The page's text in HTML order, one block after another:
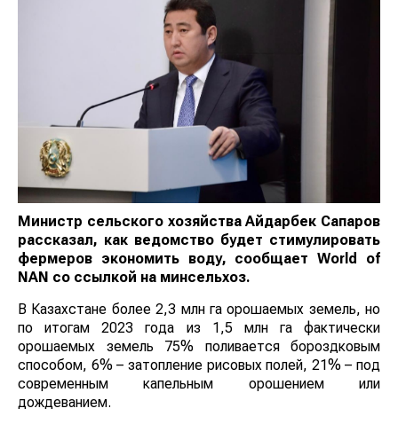
Министр сельского хозяйства Айдарбек Сапаров
рассказал, как ведомство будет стимулировать
фермеров экономить воду, сообщаетWorld
of
NAN со ссылкой на минсельхоз.
В Казахстане более 2,3 млн га орошаемых земель, но
по итогам 2023 года из 1,5 млн га фактически
орошаемых земель 75% поливается бороздковым
способом, 6% – затопление рисовых полей, 21% – под
современным капельным орошением или
дождеванием.